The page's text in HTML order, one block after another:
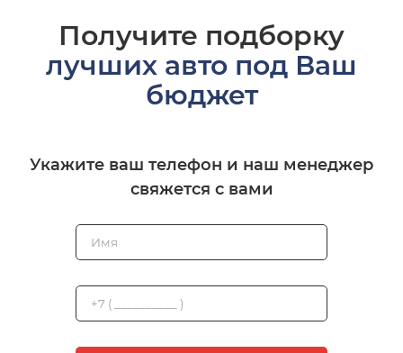
Получите подборку
лучших авто под Ваш
бюджет
Укажите ваш телефон и наш менеджер
свяжется с вами